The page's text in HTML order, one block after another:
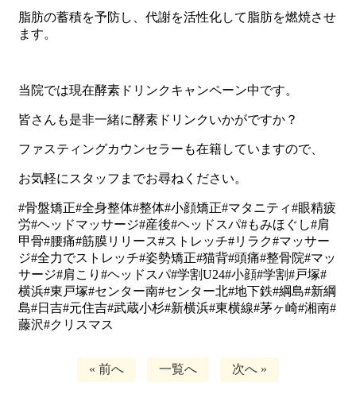
脂肪の蓄積を予防し、代謝を活性化して脂肪を燃焼させ
ます。
当院では現在酵素ドリンクキャンペーン中です。
皆さんも是非一緒に酵素ドリンクいかがですか？
ファスティングカウンセラーも在籍していますので、
お気軽にスタッフまでお尋ねください。
#骨盤矯正#全身整体#整体#小顔矯正#マタニティ#眼精疲
労#ヘッドマッサージ#産後#ヘッドスパ#もみほぐし#肩
甲骨#腰痛#筋膜リリース#ストレッチ#リラク#マッサー
ジ#全力でストレッチ#姿勢矯正#猫背#頭痛#整骨院#マッ
サージ#肩こり #ヘッドスパ#学割U24#小顔#学割#戸塚#
横浜#東戸塚#センター南#センター北#地下鉄#綱島#新綱
島#日吉#元住吉#武蔵小杉#新横浜#東横線#茅ヶ崎#湘南#
藤沢#クリスマス
« 前へ 一覧へ 次へ »